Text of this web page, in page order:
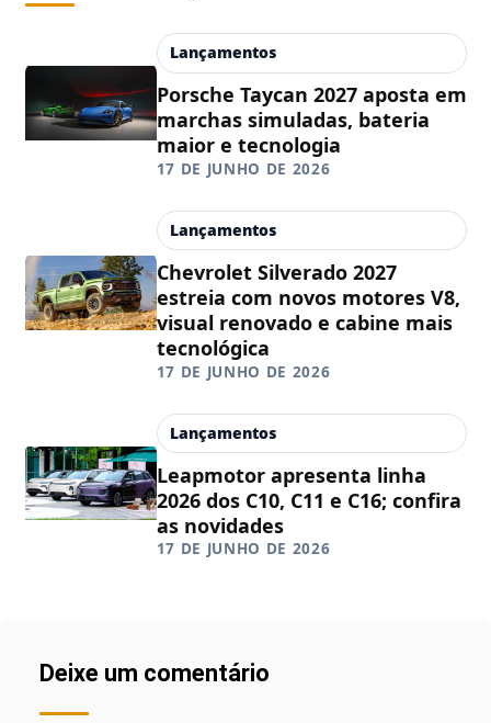
Lançamentos
Porsche Taycan 2027 aposta em
marchas simuladas, bateria
maior e tecnologia
17 DE JUNHO DE 2026
Lançamentos
Chevrolet Silverado 2027
estreia com novos motores V8,
visual renovado e cabine mais
tecnológica
17 DE JUNHO DE 2026
Lançamentos
Leapmotor apresenta linha
2026 dos C10, C11 e C16; confira
as novidades
17 DE JUNHO DE 2026
Deixe um comentário